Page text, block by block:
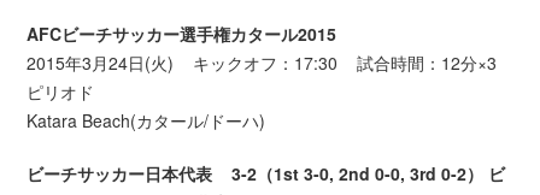
AFCビーチサッカー選手権カタール2015
2015年3月24日(火) キックオフ：17:30 試合時間：12分×3
ピリオド
Katara Beach(カタール/ドーハ)
ビーチサッカー日本代表 3-2（1st 3-0, 2nd 0-0, 3rd 0-2） ビ